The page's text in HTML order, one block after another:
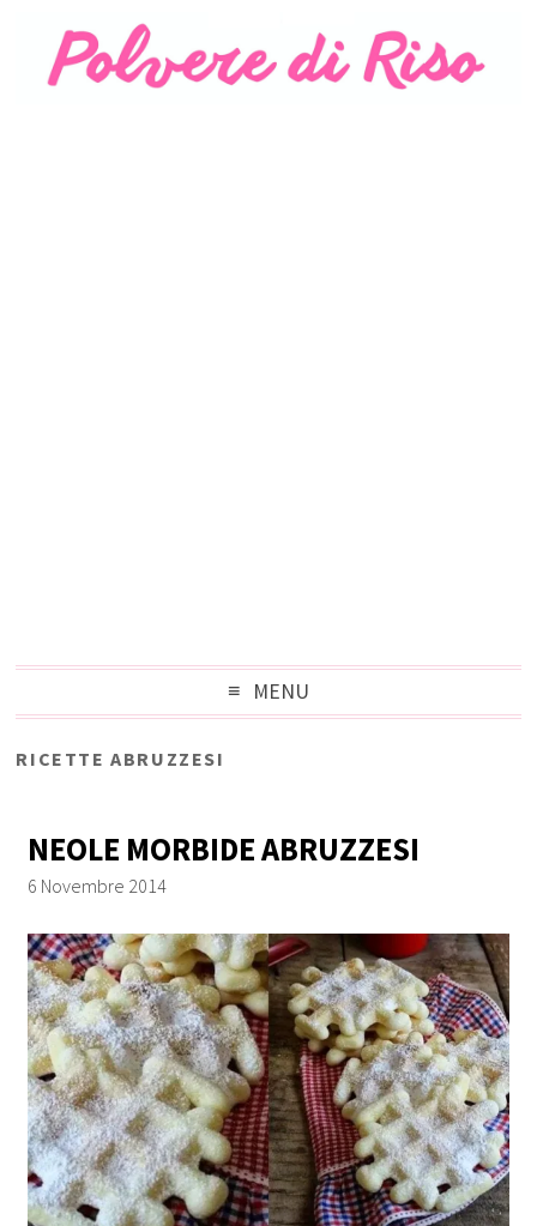
MENU
RICETTE ABRUZZESI
NEOLE MORBIDE ABRUZZESI
6 Novembre 2014